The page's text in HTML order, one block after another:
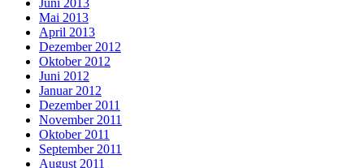
Mai 2013
April 2013
Dezember 2012
Oktober 2012
Juni 2012
Januar 2012
Dezember 2011
November 2011
Oktober 2011
September 2011
August 2011